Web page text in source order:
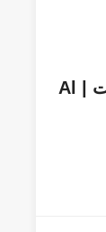
مساحة عند مدخل مسبح السيدات | Al